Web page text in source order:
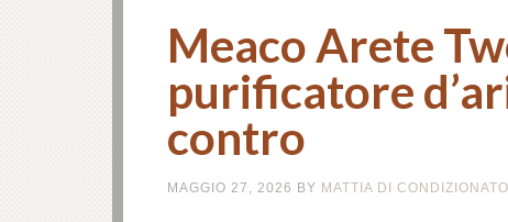
Meaco Arete
purificatore
contro
MAGGIO 27, 2026 BY MATTIA DI